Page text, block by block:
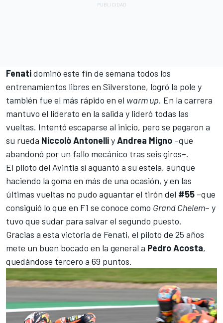
Fenatidominó este fin de semana todos los
entrenamientos libres en Silverstone, logró la pole y
también fue el más rápido en el warm up. En la carrera
mantuvo el liderato en la salida y lideró todas las
vueltas. Intentó escaparse al inicio, pero se pegaron a
su rueda Niccolò AntonelliyAndrea Migno –que
abandonó por un fallo mecánico tras seis giros–.
El piloto del Avintia sí aguantó a su estela, aunque
haciendo la goma en más de una ocasión, y en las
últimas vueltas no pudo aguantar el tirón del #55 –que
consiguió lo que en F1 se conoce como Grand Chelem– y
tuvo que sudar para salvar el segundo puesto.
Gracias a esta victoria de Fenati, el piloto de 25 años
mete un buen bocado en la general a Pedro Acosta,
quedándose tercero a 69 puntos.